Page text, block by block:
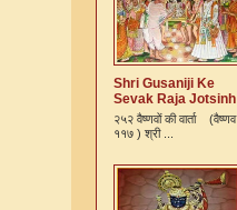
Shri Gusaniji Ke
Sevak Raja Jotsinh
Ki Varta
२५२ वैष्णवों की वार्ता (वैष्णव
११७ ) श्री ...